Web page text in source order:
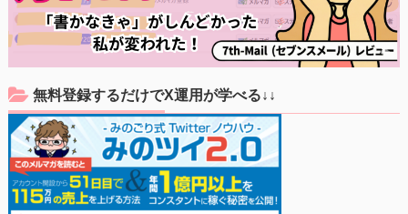
無料登録するだけでX運用が学べる↓↓